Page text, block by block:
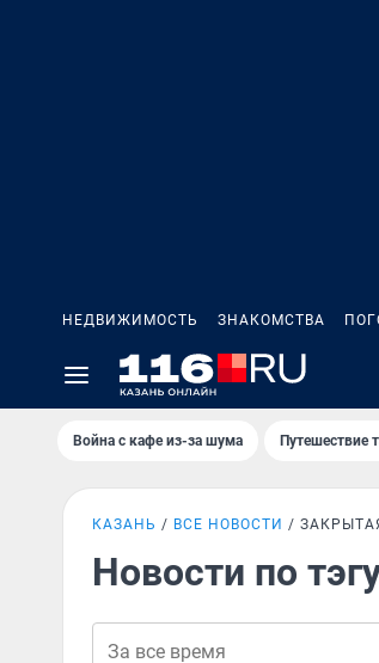
НЕДВИЖИМОСТЬ ЗНАКОМСТВА
Война с кафе из-за шума Путешествие
КАЗАНЬ ВСЕ НОВОСТИ
Новости по